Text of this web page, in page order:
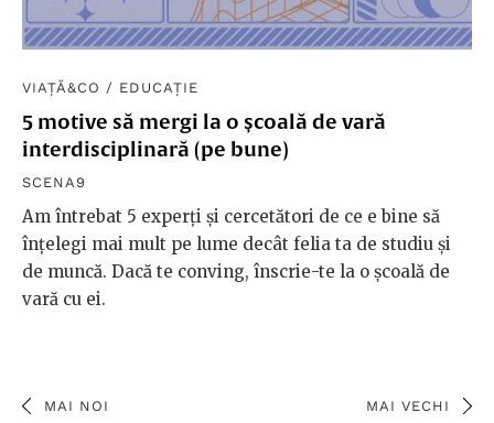
VIAȚĂ&CO / EDUCAȚIE
5 motive să mergi la o școală de vară
interdisciplinară (pe bune)
SCENA9
Am întrebat 5 experți și cercetători de ce e bine să
înțelegi mai mult pe lume decât felia ta de studiu și
de muncă. Dacă te conving, înscrie-te la o școală de
vară cu ei.
MAI NOI MAI VECHI